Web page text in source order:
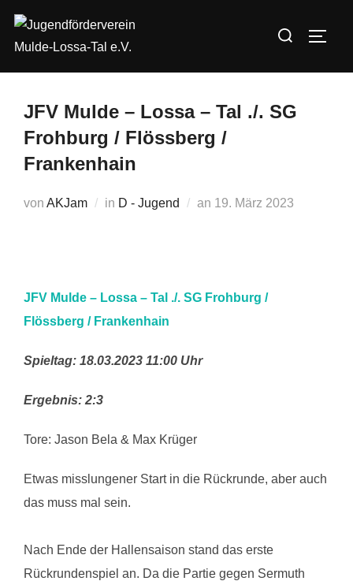
Inhalt
springen
Suchen
JFV Mulde – Lossa – Tal ./. SG
Frohburg / Flössberg /
Frankenhain
von AKJam in D - Jugend an Veröffentlicht
19. März 2023
JFV Mulde – Lossa – Tal ./. SG Frohburg /
Flössberg / Frankenhain
Spieltag: 18.03.2023 11:00 Uhr
Ergebnis: 2:3
Tore: Jason Bela & Max Krüger
Etwas misslungener Start in die Rückrunde, aber auch
das muss mal sein.
Nach Ende der Hallensaison stand das erste
Rückrundenspiel an. Da die Partie gegen Sermuth